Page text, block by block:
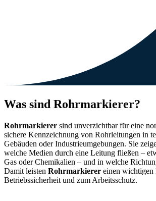
Was sind Rohrmarkierer?
Rohrmarkierer sind unverzichtbar für eine
sichere Kennzeichnung von Rohrleitungen in
Gebäuden oder Industrieumgebungen. Sie
welche Medien durch eine Leitung fließen –
Gas oder Chemikalien – und in welche
Damit leisten Rohrmarkierer einen wichtigen
Betriebssicherheit und zum Arbeitsschutz.